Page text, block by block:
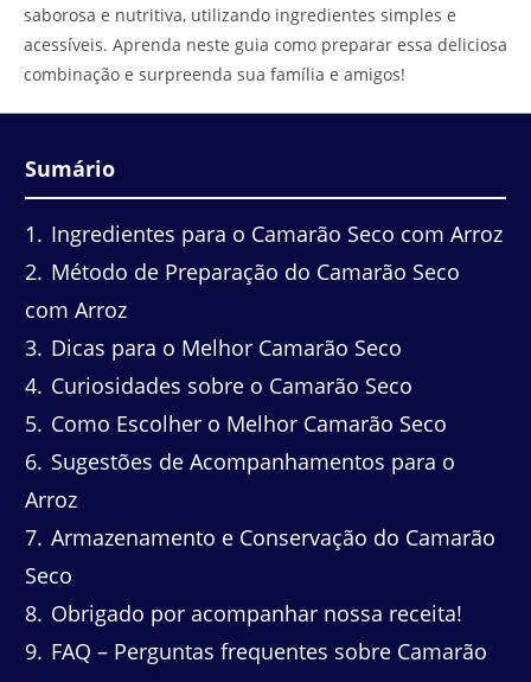
saborosa e nutritiva, utilizando ingredientes simples e
acessíveis. Aprenda neste guia como preparar essa deliciosa
combinação e surpreenda sua família e amigos!
Sumário
1
Ingredientes para o Camarão Seco com Arroz
2 Método de Preparação do Camarão Seco
com Arroz
3 Dicas para o Melhor Camarão Seco
4 Curiosidades sobre o Camarão Seco
5 Como Escolher o Melhor Camarão Seco
6 Sugestões de Acompanhamentos para o
Arroz
7 Armazenamento e Conservação do Camarão
Seco
8 Obrigado por acompanhar nossa receita!
9 FAQ – Perguntas frequentes sobre Camarão